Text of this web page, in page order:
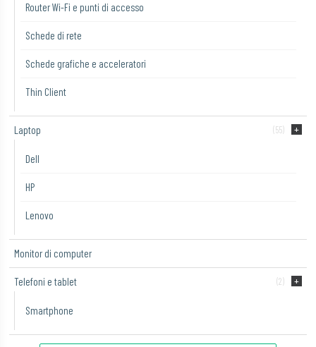
Router Wi-Fi e punti di accesso
Schede di rete
Schede grafiche e acceleratori
Thin Client
Laptop (55)
Dell
HP
Lenovo
Monitor di computer
Telefoni e tablet (2)
Smartphone